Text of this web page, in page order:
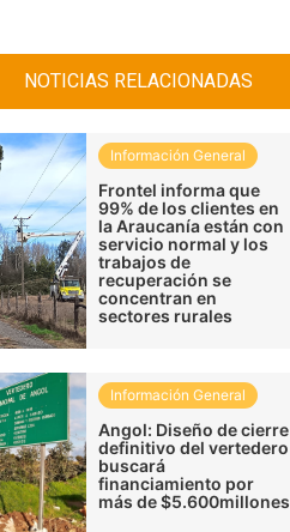
NOTICIAS RELACIONADAS
Información General
Frontel informa que
99% de los clientes en
la Araucanía están con
servicio normal y los
trabajos de
recuperación se
concentran en
sectores rurales
Información General
Angol: Diseño de cierre
definitivo del vertedero
buscará
financiamiento por
más de $5.600millones